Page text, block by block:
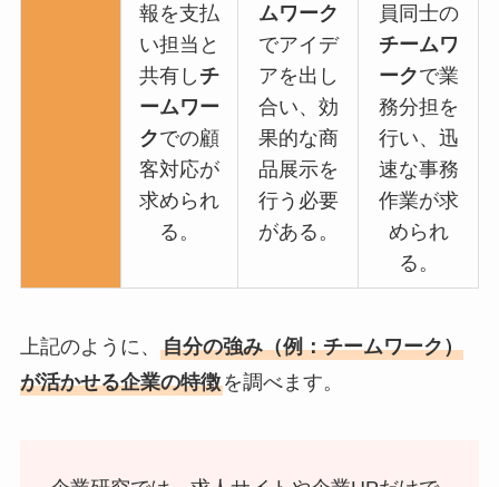
報を支払
い担当と
共有し チ
ームワー
クでの顧
客対応が
求められ
る。
ムワーク
でアイデ
アを出し
合い、効
果的な商
品展示を
行う必要
がある。
員同士の
チームワ
ークで業
務分担を
行い、迅
速な事務
作業が求
められ
る。
上記のように、 自分の強み（例：チームワーク）
が活かせる企業の特徴を調べます。